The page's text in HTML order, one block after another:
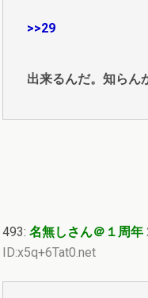
>>29
出来るんだ。知らん
493: 名無しさん＠１周年
ID:x5q+6Tat0.net